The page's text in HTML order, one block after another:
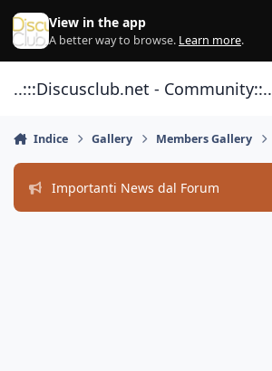
Vai al contenuto
View in the app
A better way to browse. Learn more.
..:::Discusclub.net - Community::..
Indice Gallery Members Gallery
Importanti News dal Forum